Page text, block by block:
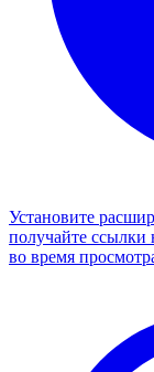
Установите
получайте
во время